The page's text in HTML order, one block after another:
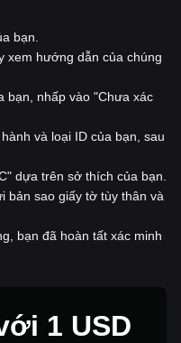
bạn.
xem hướng dẫn của chúng
bạn, nhấp vào "Chưa xác
và loại ID của bạn, sau
dựa trên sở thích của bạn.
bản sao giấy tờ tùy thân và
bạn đã hoàn tất xác minh
1 USD